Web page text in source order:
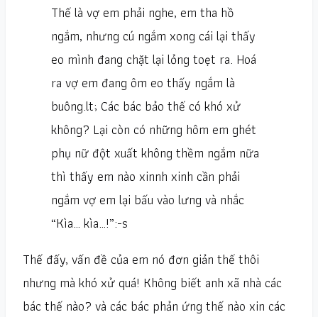
Thế là vợ em phải nghe, em tha hồ
ngắm, nhưng cú ngắm xong cái lại thấy
eo mình đang chặt lại lỏng toẹt ra. Hoá
ra vợ em đang ôm eo thấy ngắm là
buông.lt; Các bác bảo thế có khó xử
không? Lại còn có những hôm em ghét
phụ nữ đột xuất không thềm ngắm nữa
thì thấy em nào xinnh xinh cần phải
ngắm vợ em lại bấu vào lưng và nhắc
“Kìa… kìa…!”:-s
Thế đấy, vấn đề của em nó đơn giản thế thôi
nhưng mà khó xử quá! Không biết anh xã nhà các
bác thế nào? và các bác phản ứng thế nào xin các